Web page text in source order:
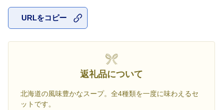
URLをコピー
返礼品について
北海道の風味豊かなスープ。全4種類を一度に味わえるセ
ットです。